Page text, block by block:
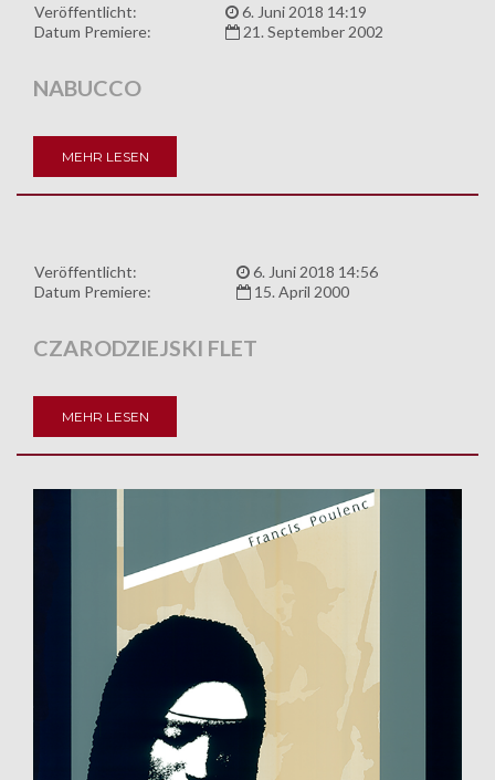
Veröffentlicht:
6. Juni 2018 14:19
Datum Premiere:
21. September 2002
NABUCCO
MEHR LESEN
Veröffentlicht:
6. Juni 2018 14:56
Datum Premiere:
15. April 2000
CZARODZIEJSKI FLET
MEHR LESEN